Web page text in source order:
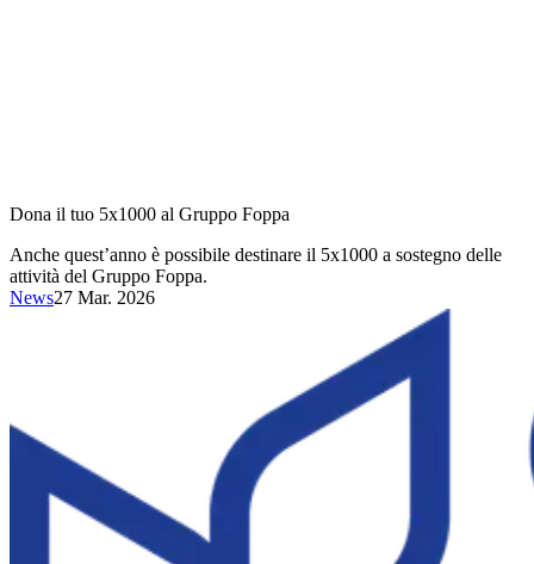
Dona il tuo 5x1000 al Gruppo Foppa
Anche quest’anno è possibile destinare il 5x1000 a sostegno delle
attività del Gruppo Foppa.
News27 Mar. 2026